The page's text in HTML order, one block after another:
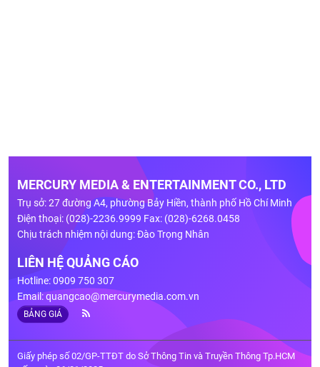
MERCURY MEDIA & ENTERTAINMENT CO., LTD
Trụ sở: 27 đường A4, phường Bảy Hiền, thành phố Hồ Chí Minh
Điện thoại: (028)-2236.9999 Fax: (028)-6268.0458
Chịu trách nhiệm nội dung: Đào Trọng Nhân
LIÊN HỆ QUẢNG CÁO
Hotline: 0909 750 307
Email:quangcao@mercurymedia.com.vn
BẢNG GIÁ
Giấy phép số 02/GP-TTĐT do Sở Thông Tin và Truyền Thông Tp.HCM